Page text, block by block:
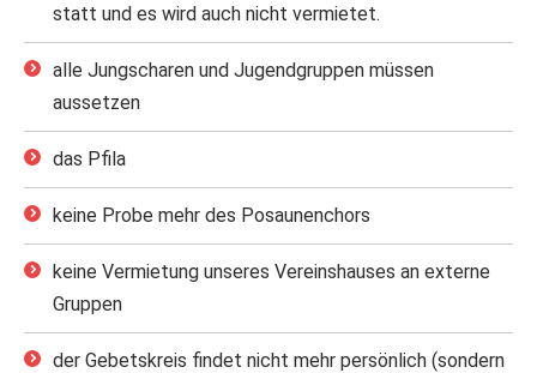
statt und es wird auch nicht vermietet.
alle Jungscharen und Jugendgruppen müssen
aussetzen
das Pfila
keine Probe mehr des Posaunenchors
keine Vermietung unseres Vereinshauses an externe
Gruppen
der Gebetskreis findet nicht mehr persönlich (sondern